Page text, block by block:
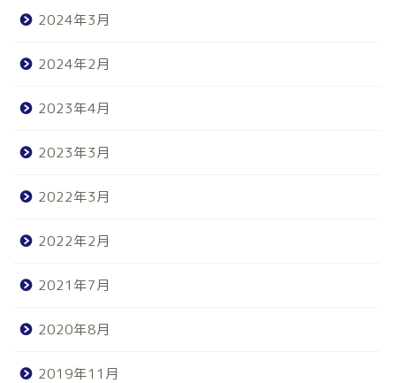
2024年3月
2024年2月
2023年4月
2023年3月
2022年3月
2022年2月
2021年7月
2020年8月
2019年11月